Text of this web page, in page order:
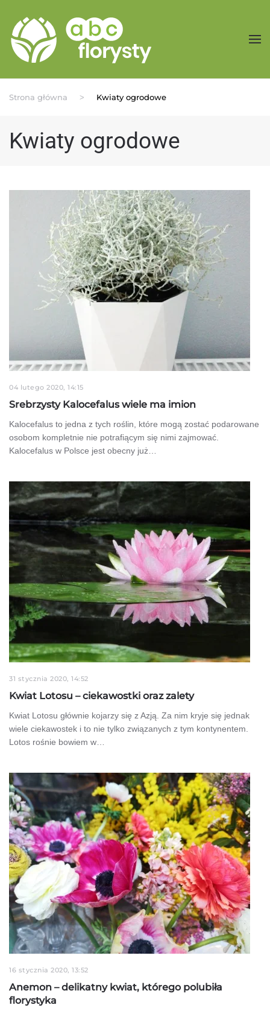
Przejdź do treści głównej
Strona główna Kwiaty ogrodowe
Kwiaty ogrodowe
04 lutego 2020, 14:15
Srebrzysty Kalocefalus wiele ma imion
Kalocefalus to jedna z tych roślin, które mogą zostać podarowane
osobom kompletnie nie potrafiącym się nimi zajmować.
Kalocefalus w Polsce jest obecny już…
31 stycznia 2020, 14:52
Kwiat Lotosu – ciekawostki oraz zalety
Kwiat Lotosu głównie kojarzy się z Azją. Za nim kryje się jednak
wiele ciekawostek i to nie tylko związanych z tym kontynentem.
Lotos rośnie bowiem w…
16 stycznia 2020, 13:52
Anemon – delikatny kwiat, którego polubiła
florystyka